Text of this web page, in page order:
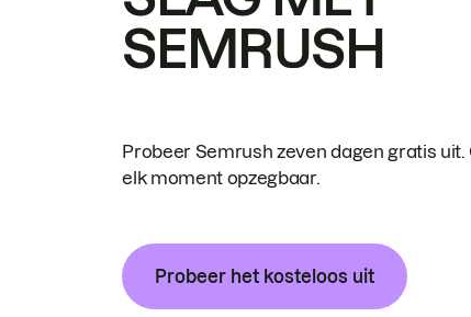
SEMRUSH
Probeer Semrush zeven dagen gratis uit.
elk moment opzegbaar.
Probeer het kosteloos uit